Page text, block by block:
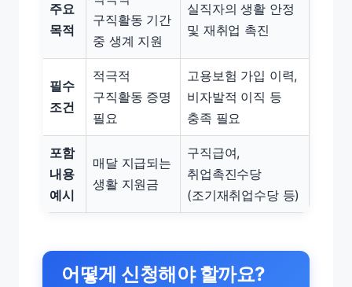
주요
목적
구직활동 기간
중 생계 지원
실직자의 생활 안정
및 재취업 촉진
필수
조건
적극적
구직활동 증명
필요
고용보험 가입 이력,
비자발적 이직 등
충족 필요
포함
내용
예시
매달 지급되는
생활 지원금
구직급여,
취업촉진수당
(조기재취업수당 등)
어떻게 신청해야 할까요?